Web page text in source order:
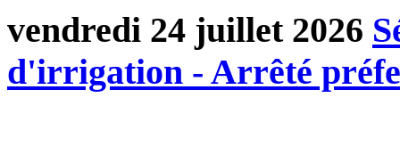
vendredi 24 juillet 2026
d'irrigation - Arrêté